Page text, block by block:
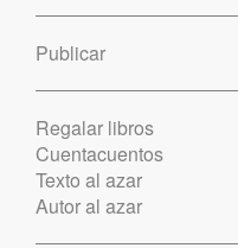
Publicar
Regalar libros
Cuentacuentos
Texto al azar
Autor al azar